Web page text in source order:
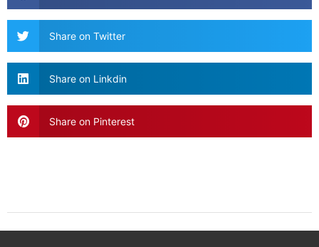
Share on Twitter
Share on Linkdin
Share on Pinterest